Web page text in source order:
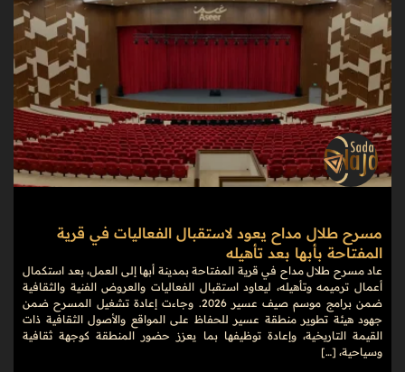
مسرح طلال مداح يعود لاستقبال الفعاليات في قرية
المفتاحة بأبها بعد تأهيله
عاد مسرح طلال مداح في قرية المفتاحة بمدينة أبها إلى العمل، بعد استكمال
أعمال ترميمه وتأهيله، ليعاود استقبال الفعاليات والعروض الفنية والثقافية
ضمن برامج موسم صيف عسير 2026. وجاءت إعادة تشغيل المسرح ضمن
جهود هيئة تطوير منطقة عسير للحفاظ على المواقع والأصول الثقافية ذات
القيمة التاريخية، وإعادة توظيفها بما يعزز حضور المنطقة كوجهة ثقافية
وسياحية، […]